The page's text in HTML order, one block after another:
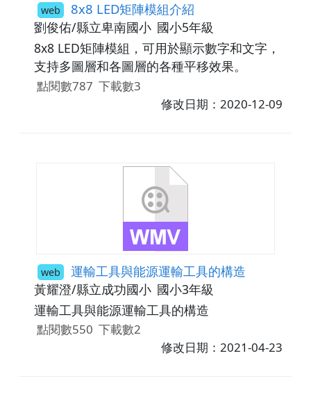
web 8x8 LED矩陣模組介紹
劉俊佑/縣立卑南國小 國小5年級
8x8 LED矩陣模組，可用於顯示數字和文字，
支持多圖層和各圖層的各種平移效果。
點閱數787 下載數3
修改日期：2020-12-09
web 運輸工具與能源運輸工具的構造
黃耀澄/縣立成功國小 國小3年級
運輸工具與能源運輸工具的構造
點閱數550 下載數2
修改日期：2021-04-23